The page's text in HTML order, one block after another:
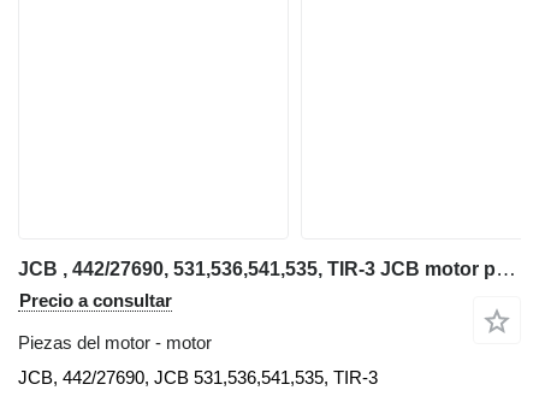
JCB , 442/27690, 531,536,541,535, TIR-3 JCB motor para JCB JCB, 442/27690, JCB 531,536,541,535, TIR-3 carretilla diésel
Precio a consultar
Piezas del motor - motor
JCB, 442/27690, JCB 531,536,541,535, TIR-3